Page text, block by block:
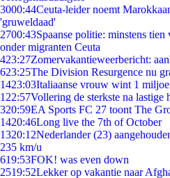
3000:44Ceuta-leider noemt
'gruweldaad'
2700:43Spaanse politie: minstens
onder migranten Ceuta
423:27Zomervakantieweerbericht:
623:25The Division Resurgence nu
1423:03Italiaanse vrouw wint 1
1 22:57Vollering de sterkste na lastige
320:59EA Sports FC 27 toont The
1420:46Long live the 7th of October
1320:12Nederlander (23)
235 km/u
619:53FOK! was even down
2519:52Lekker op vakantie naar